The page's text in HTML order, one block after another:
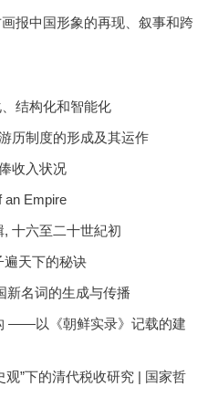
报中国形象的再现、叙事和跨
结构化和智能化
历制度的形成及其运作
收入状况
an Empire
十六至二十世紀初
遍天下的秘诀
名词的生成与传播
——以《朝鲜实录》记载的建
”下的清代税收研究 | 国家哲